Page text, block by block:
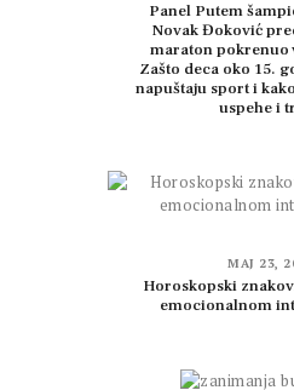
Panel Putem
Novak Đoković
maraton pokrenuo
Zašto deca oko 15.
napuštaju sport i
uspehe i
MAJ 23,
Horoskopski
emocionalnom